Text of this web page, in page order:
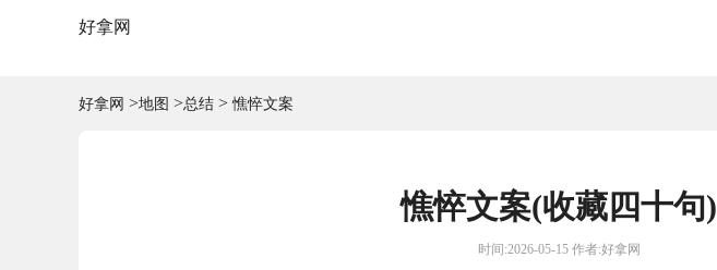
好拿网
好拿网 >地图 >总结 > 憔悴文案
憔悴文案(收藏四十句)
时间:2026-05-15 作者:好拿网